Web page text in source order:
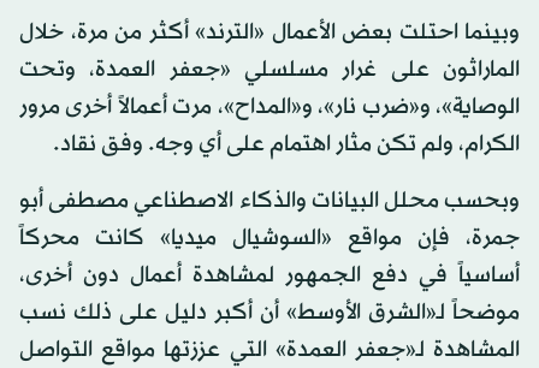
وبينما احتلت بعض الأعمال «الترند» أكثر من مرة، خلال
الماراثون على غرار مسلسلي «جعفر العمدة، وتحت
الوصاية»، و«ضرب نار»، و«المداح»، مرت أعمالاً أخرى مرور
الكرام، ولم تكن مثار اهتمام على أي وجه. وفق نقاد.
وبحسب محلل البيانات والذكاء الاصطناعي مصطفى أبو
جمرة، فإن مواقع «السوشيال ميديا» كانت محركاً
أساسياً في دفع الجمهور لمشاهدة أعمال دون أخرى،
موضحاً لـ«الشرق الأوسط» أن أكبر دليل على ذلك نسب
المشاهدة لـ«جعفر العمدة» التي عززتها مواقع التواصل